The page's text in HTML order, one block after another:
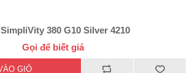
380 G10 Silver 4210
Gọi để biết giá